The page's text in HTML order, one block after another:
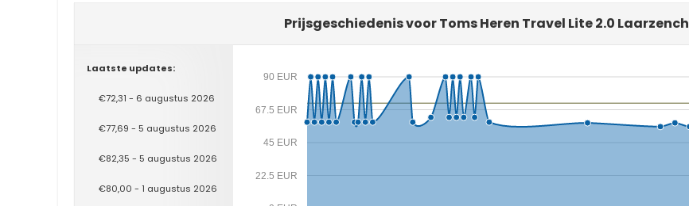
Prijsgeschiedenis voor Toms Heren Travel Lite 2.0
Laatste updates:
€72,31 - 6 augustus 2026
€77,69 - 5 augustus 2026
€82,35 - 5 augustus 2026
€80,00 - 1 augustus 2026
22.5 EUR
45 EUR
67.5 EUR
90 EUR